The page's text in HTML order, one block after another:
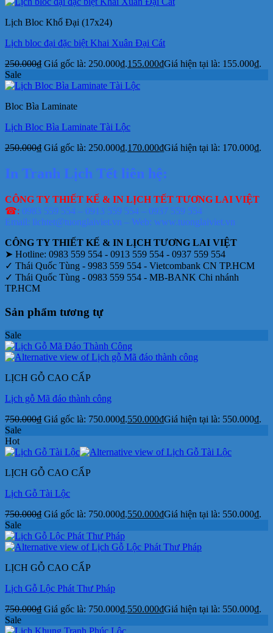
Lịch Bloc Khổ Đại (17x24)
Lịch bloc đại đặc biệt Khai Xuân Đại Cát
250.000₫ Giá gốc là: 250.000₫.155.000₫Giá hiện tại là: 155.000₫.
Sale
Bloc Bìa Laminate
Lịch Bloc Bìa Laminate Tài Lộc
250.000₫ Giá gốc là: 250.000₫.170.000₫Giá hiện tại là: 170.000₫.
In Tranh Lịch Tết liên hệ:
CÔNG TY THIẾT KẾ & IN LỊCH TẾT TƯƠNG LAI VIỆT
☎: 0983 559 554 – 0913 559 554 – 0937 559 554
Email: lichtet@tuonglaiviet.vn – Web: www.tuonglaiviet.vn
CÔNG TY THIẾT KẾ & IN LỊCH TƯƠNG LAI VIỆT
➤ Hotline: 0983 559 554 - 0913 559 554 - 0937 559 554
✓ Thái Quốc Tùng - 9983 559 554 - Vietcombank CN TP.HCM
✓ Thái Quốc Tùng - 0983 559 554 - MB-BANK Chi nhánh
TP.HCM
Sản phẩm tương tự
Sale
LỊCH GỖ CAO CẤP
Lịch gỗ Mã đáo thành công
750.000₫ Giá gốc là: 750.000₫.550.000₫Giá hiện tại là: 550.000₫.
Sale
Hot
LỊCH GỖ CAO CẤP
Lịch Gỗ Tài Lộc
750.000₫ Giá gốc là: 750.000₫.550.000₫Giá hiện tại là: 550.000₫.
Sale
LỊCH GỖ CAO CẤP
Lịch Gỗ Lộc Phát Thư Pháp
750.000₫ Giá gốc là: 750.000₫.550.000₫Giá hiện tại là: 550.000₫.
Sale